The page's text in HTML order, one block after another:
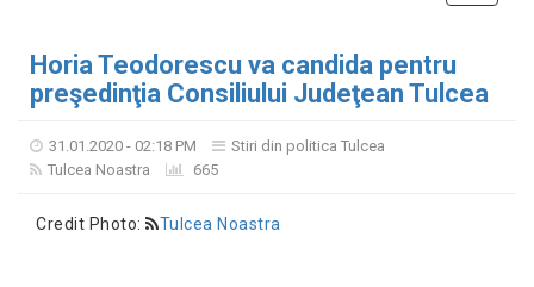
Horia Teodorescu va candida pentru
preşedinţia Consiliului Judeţean Tulcea
31.01.2020 - 02:18 PM
Stiri din politica Tulcea
Tulcea Noastra
665
Credit Photo: Tulcea Noastra